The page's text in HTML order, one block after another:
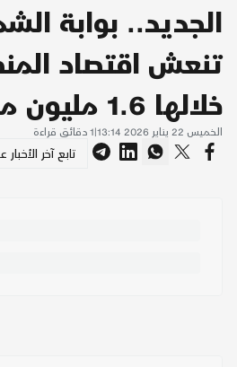
الجديد.. بوابة
تنعش اقتصاد
خلالها 1.6 مليون مسافر سنويا
الخميس 22 يناير 2026 13:14 |
1 دقائق قراءة
تابع آخر